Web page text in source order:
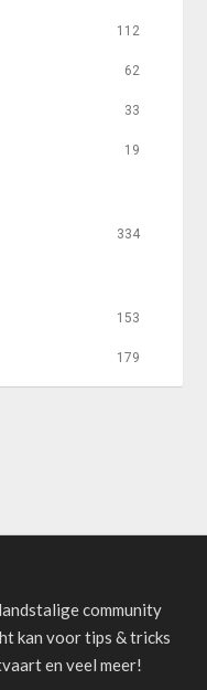
112
62
33
19
334
153
179
community
kan voor tips & tricks
en veel meer!